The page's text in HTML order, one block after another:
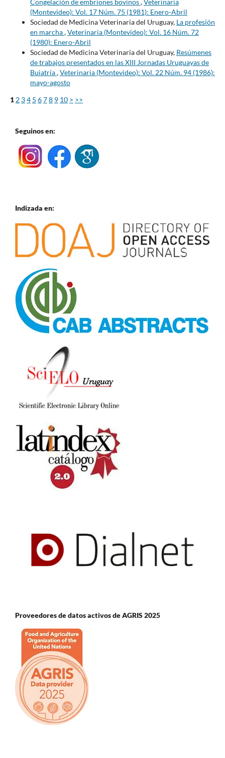
(Montevideo): Vol. 17 Núm. 75 (1981): Enero-Abril
Sociedad de Medicina Veterinaria del Uruguay, La profesión
en marcha,Veterinaria (Montevideo): Vol. 16 Núm. 72
(1980): Enero-Abril
Sociedad de Medicina Veterinaria del Uruguay, Resúmenes
de trabajos presentados en las XIII Jornadas Uruguayas de
Buiatría,Veterinaria (Montevideo): Vol. 22 Núm. 94 (1986):
mayo-agosto
1 2 34 5 678 9 10 > >>
Seguinos en:
Indizada en:
Proveedores de datos activos de AGRIS 2025